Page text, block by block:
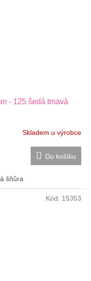
- 125 šedá tmavá
Skladem u výrobce
Do košíku
šňůra
Kód: 15353